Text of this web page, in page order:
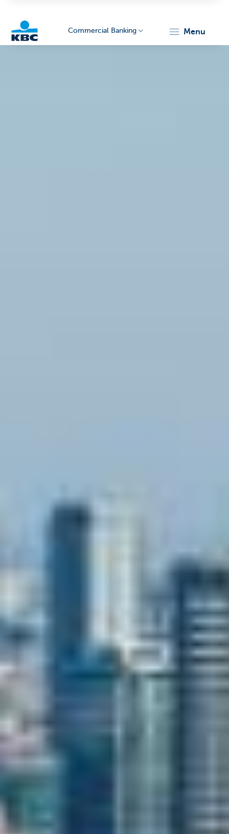
Commercial Banking menu